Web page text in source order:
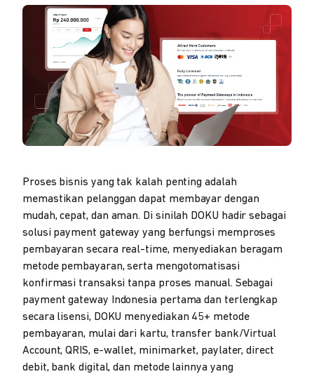
Proses bisnis yang tak kalah penting adalah
memastikan pelanggan dapat membayar dengan
mudah, cepat, dan aman. Di sinilah DOKU hadir sebagai
solusi payment gateway yang berfungsi memproses
pembayaran secara real-time, menyediakan beragam
metode pembayaran, serta mengotomatisasi
konfirmasi transaksi tanpa proses manual. Sebagai
payment gateway Indonesia pertama dan terlengkap
secara lisensi, DOKU menyediakan 45+ metode
pembayaran, mulai dari kartu, transfer bank/Virtual
Account, QRIS, e-wallet, minimarket, paylater, direct
debit, bank digital, dan metode lainnya yang